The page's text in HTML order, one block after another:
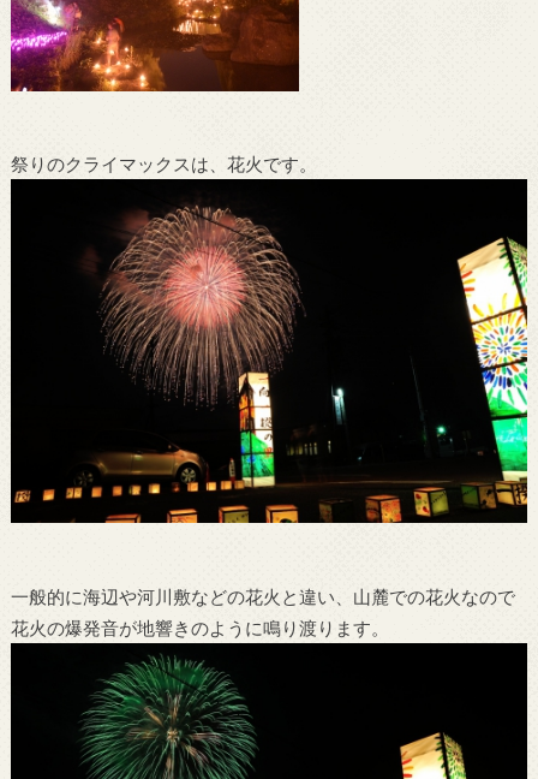
祭りのクライマックスは、花火です。
一般的に海辺や河川敷などの花火と違い、山麓での花火なので
花火の爆発音が地響きのように鳴り渡ります。